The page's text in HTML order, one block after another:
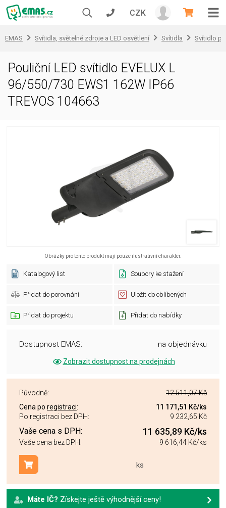
CZK
EMAS Svítidla, světelné zdroje a LED osvětlení Svítidla Svítidlo
Pouliční LED svítidlo EVELUX L
96/550/730 EWS1 162W IP66
TREVOS 104663
Obrázky pro tento produkt mají pouze ilustrativní charakter.
Katalogový list Soubory ke stažení
Přidat do porovnání Uložit do oblíbených
Přidat do projektu Přidat do nabídky
Dostupnost EMAS: na objednávku
Zobrazit dostupnost na prodejnách
Původně:
12 511,07 Kč
Cena po registraci: 11 171,51 Kč/ks
Po registraci bez DPH:
9 232,65 Kč
Vaše cena s DPH: 11 635,89 Kč/ks
Vaše cena bez DPH: 9 616,44 Kč/ks
ks
Přidat do košíku
Máte IČ? Získejte ještě výhodnější ceny!